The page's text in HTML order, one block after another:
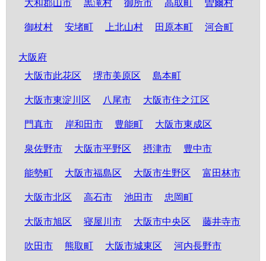
大和郡山市 黒滝村 御所市 高取町 曽爾村
御杖村 安堵町 上北山村 田原本町 河合町
大阪府
大阪市此花区
堺市美原区 島本町
大阪市東淀川区 八尾市 大阪市住之江区
門真市 岸和田市 豊能町 大阪市東成区
泉佐野市 大阪市平野区 摂津市 豊中市
能勢町 大阪市福島区 大阪市生野区 富田林市
大阪市北区 高石市 池田市 忠岡町
大阪市旭区 寝屋川市 大阪市中央区 藤井寺市
吹田市 熊取町 大阪市城東区 河内長野市